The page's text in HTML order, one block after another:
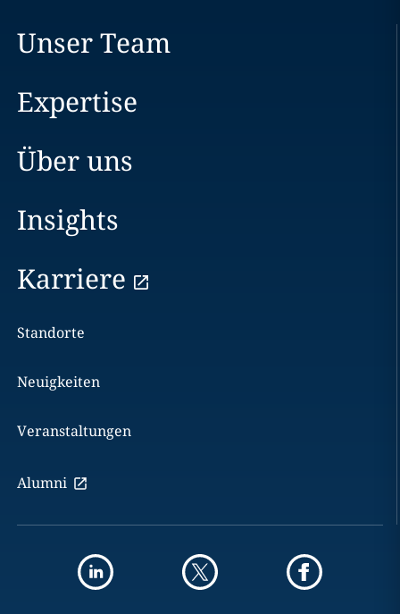
Unser Team
Expertise
Über uns
Insights
Karriere
Standorte
Neuigkeiten
Veranstaltungen
Alumni